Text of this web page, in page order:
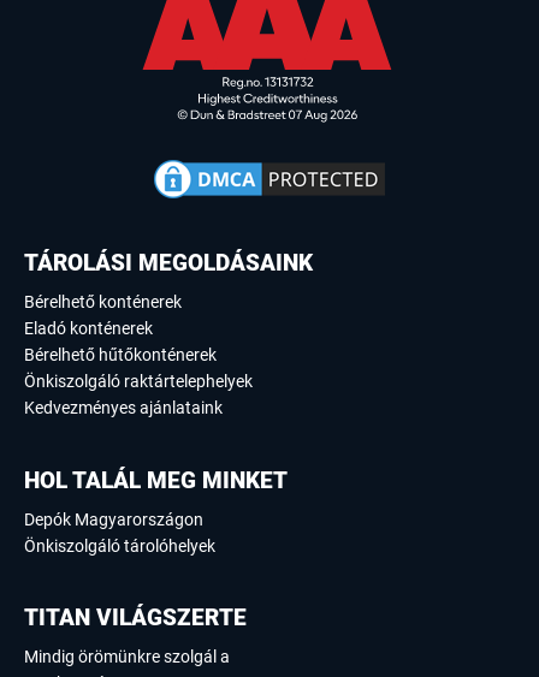
TÁROLÁSI MEGOLDÁSAINK
Bérelhető konténerek
Eladó konténerek
Bérelhető hűtőkonténerek
Önkiszolgáló raktártelephelyek
Kedvezményes ajánlataink
HOL TALÁL MEG MINKET
Depók Magyarországon
Önkiszolgáló tárolóhelyek
TITAN VILÁGSZERTE
Mindig örömünkre szolgál a